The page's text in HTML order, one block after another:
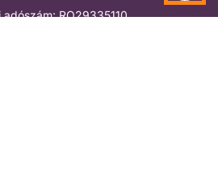
adószám: RO29335110